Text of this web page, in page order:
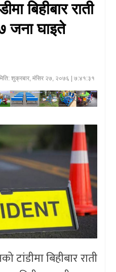
बिहीबार राती
जना घाइते
शुक्रबार, मंसिर २७, २०७६ | ७:४१:३१
टांडीमा बिहीबार राती